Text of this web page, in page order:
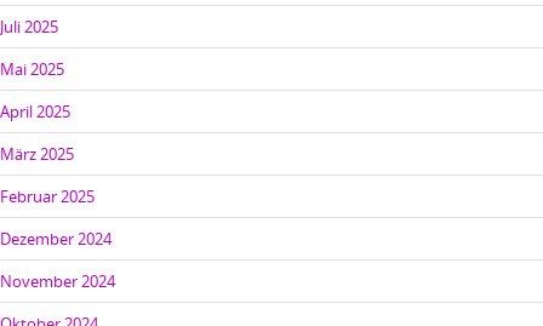
Juli 2025
Mai 2025
April 2025
März 2025
Februar 2025
Dezember 2024
November 2024